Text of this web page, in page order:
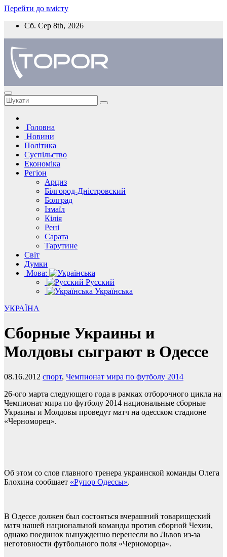
Перейти до вмісту
Сб. Сер 8th, 2026
Головна
Новини
Політика
Суспільство
Економіка
Регіон
Арциз
Білгород-Дністровский
Болград
Ізмаїл
Кілія
Рені
Сарата
Тарутине
Світ
Думки
Мова:
Русский
Українська
УКРАЇНА
Сборные Украины и
Молдовы сыграют в Одессе
08.16.2012 спорт, Чемпионат мира по футболу 2014
26-ого марта следующего года в рамках отборочного цикла на
Чемпионат мира по футболу 2014 национальные сборные
Украины и Молдовы проведут матч на одесском стадионе
«Черноморец».
Об этом со слов главного тренера украинской команды Олега
Блохина сообщает «Рупор Одессы».
В Одессе должен был состояться вчерашний товарищеский
матч нашей национальной команды против сборной Чехии,
однако поединок вынужденно перенесли во Львов из-за
неготовности футбольного поля «Черноморца».